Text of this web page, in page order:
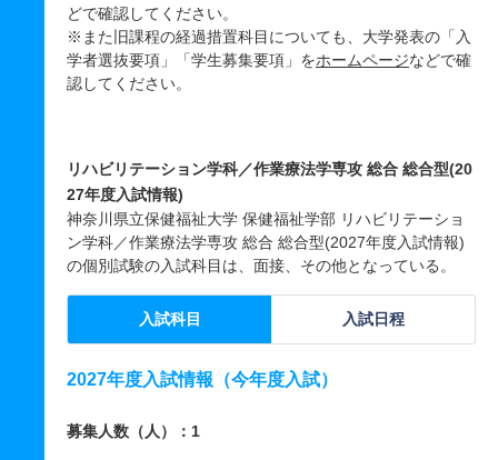
どで確認してください。
※また旧課程の経過措置科目についても、大学発表の「入
学者選抜要項」「学生募集要項」をホームページなどで確
認してください。
リハビリテーション学科／作業療法学専攻 総合 総合型(20
27年度入試情報)
神奈川県立保健福祉大学 保健福祉学部 リハビリテーショ
ン学科／作業療法学専攻 総合 総合型(2027年度入試情報)
の個別試験の入試科目は、面接、その他となっている。
入試科目 入試日程
2027年度入試情報（今年度入試）
募集人数（人）：1